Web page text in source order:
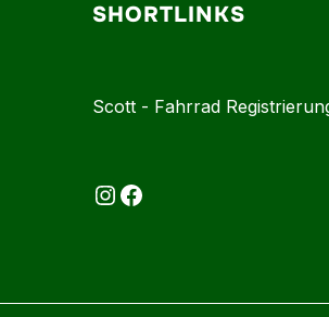
SHORTLINKS
Scott - Fahrrad
Instagram
Facebook